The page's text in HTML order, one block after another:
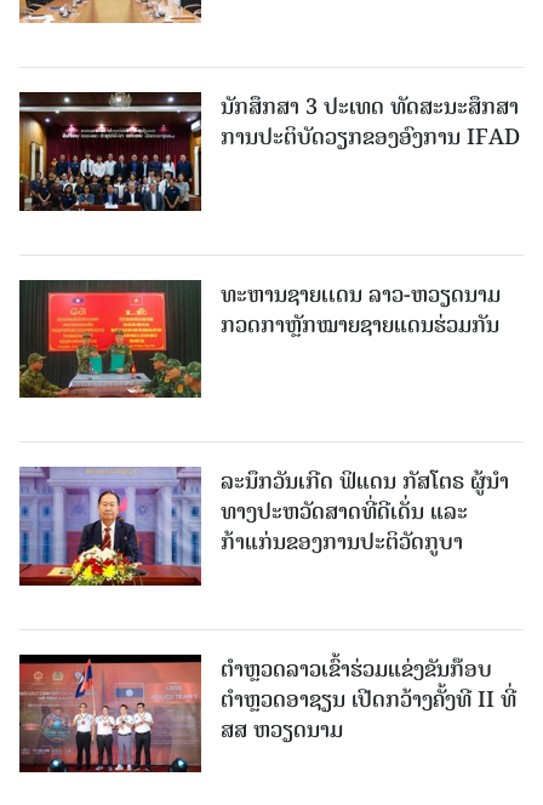
ນັກສຶກສາ 3 ປະເທດ ທັດ​ສະ​ນະ​ສຶກ​ສາ
ການປະຕິບັດວຽກຂອງອົງການ IFAD
ທະຫານຊາຍເເດນ ລາວ-ຫວຽດນາມ
ກວດກາຫຼັກໝາຍຊາຍແດນຮ່ວມກັນ
ລະນຶກວັນເກີດ ຟິແດນ ກັສໂຕຣ ຜູ້ນຳ
ທາງປະຫວັດສາດທີ່ດີເດັ່ນ ແລະ
ກ້າແກ່ນຂອງການປະຕິວັດກູບາ
ຕຳຫຼວດລາວເຂົ້າຮ່ວມແຂ່ງຂັນກ໊ອບ
ຕຳຫຼວດອາຊຽນ ເປີດກວ້າງຄັ້ງທີ II ທີ່
ສສ ຫວຽດນາມ